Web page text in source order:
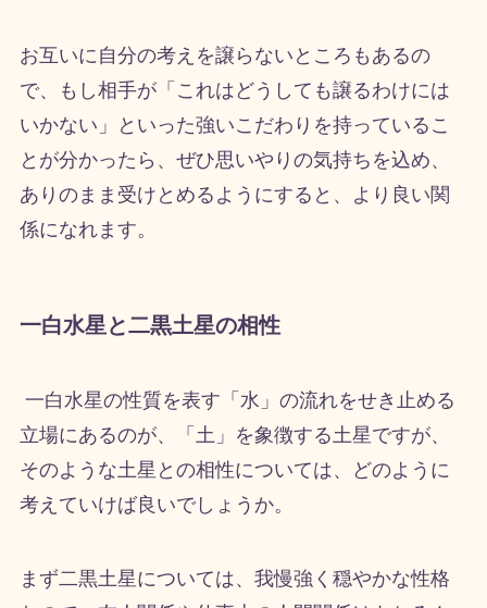
お互いに自分の考えを譲らないところもあるの
で、もし相手が「これはどうしても譲るわけには
いかない」といった強いこだわりを持っているこ
とが分かったら、ぜひ思いやりの気持ちを込め、
ありのまま受けとめるようにすると、より良い関
係になれます。
一白水星と二黒土星の相性
一白水星の性質を表す「水」の流れをせき止める
立場にあるのが、「土」を象徴する土星ですが、
そのような土星との相性については、どのように
考えていけば良いでしょうか。
まず二黒土星については、我慢強く穏やかな性格